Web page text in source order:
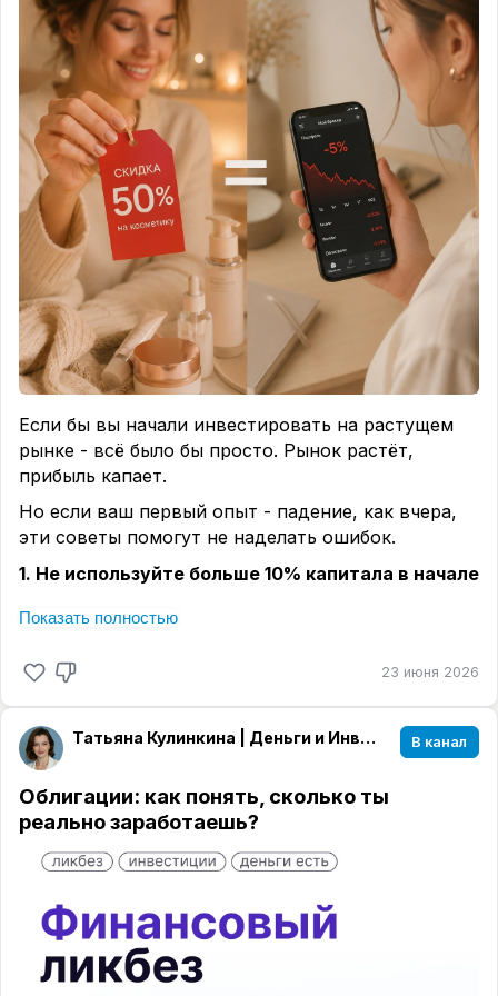
Если бы вы начали инвестировать на растущем
рынке - всё было бы просто. Рынок растёт,
прибыль капает.
Но если ваш первый опыт - падение, как вчера,
эти советы помогут не наделать ошибок.
1. Не используйте больше 10% капитала в начале
Я всегда говорю: заходите на рынок постепенно,
Вам нужно:
· привыкнуть к сумме,
· привыкнуть к временным просадкам.
Падение портфеля - неизбежный этап. Лучше
пройти его с маленькой суммой, чем терять сон
из-за крупных вложений.
2. Испугайтесь - но не действуйте на эмоциях
красный. Через это нужно пройти всем.
Вспомните: когда вы видите красный ценник на
любимую помаду - вы радуетесь скидкам и
Показать полностью
23 июня 2026
Татьяна Кулинкина | Деньги и Инвестиции В канал
Облигации: как понять, сколько ты
реально заработаешь?